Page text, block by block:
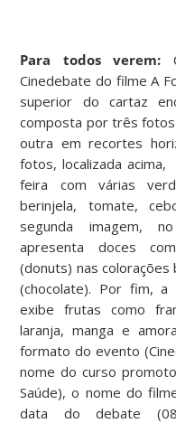
Para todos verem:
Cinedebate do filme A
superior do cartaz
composta por três fotos
outra em recortes
fotos, localizada
feira com várias
berinjela, tomate,
segunda imagem,
apresenta doces
(donuts) nas colorações
(chocolate). Por fim, a
exibe frutas como
laranja, manga e
formato do evento
nome do curso
Saúde), o nome do
data do debate